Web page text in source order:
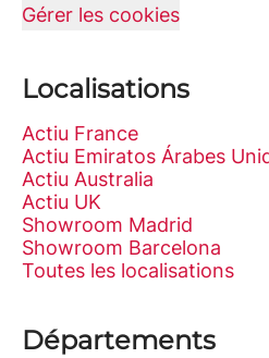
Gérer les cookies
Localisations
Actiu France
Actiu Emiratos Árabes
Actiu Australia
Actiu UK
Showroom Madrid
Showroom Barcelona
Toutes les localisations
Départements